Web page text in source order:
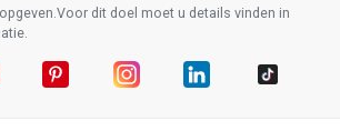
dit doel moet u details vinden in